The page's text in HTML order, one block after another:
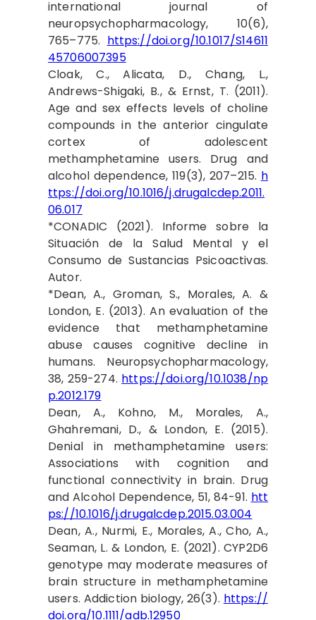
international journal of
neuropsychopharmacology, 10(6),
765–775. https://doi.org/10.1017/S14611
45706007395
Cloak, C., Alicata, D., Chang, L.,
Andrews-Shigaki, B., & Ernst, T. (2011).
Age and sex effects levels of choline
compounds in the anterior cingulate
cortex of adolescent
methamphetamine users. Drug and
alcohol dependence, 119(3), 207–215. h
ttps://doi.org/10.1016/j.drugalcdep.2011.
06.017
*CONADIC (2021). Informe sobre la
Situación de la Salud Mental y el
Consumo de Sustancias Psicoactivas.
Autor.
*Dean, A., Groman, S., Morales, A. &
London, E. (2013). An evaluation of the
evidence that methamphetamine
abuse causes cognitive decline in
humans. Neuropsychopharmacology,
38, 259-274. https://doi.org/10.1038/np
p.2012.179
Dean, A., Kohno, M., Morales, A.,
Ghahremani, D., & London, E. (2015).
Denial in methamphetamine users:
Associations with cognition and
functional connectivity in brain. Drug
and Alcohol Dependence, 51, 84-91. htt
ps://10.1016/j.drugalcdep.2015.03.004
Dean, A., Nurmi, E., Morales, A., Cho, A.,
Seaman, L. & London, E. (2021). CYP2D6
genotype may moderate measures of
brain structure in methamphetamine
users. Addiction biology, 26(3). https://
doi.org/10.1111/adb.12950